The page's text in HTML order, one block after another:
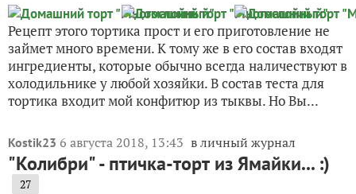
Рецепт этого тортика прост и его приготовление не
займет много времени. К тому же в его состав входят
ингредиенты, которые обычно всегда наличествуют в
холодильнике у любой хозяйки. В состав теста для
тортика входит мой конфитюр из тыквы. Но Вы...
Kostik23 6 августа 2018, 13:43 в личный журнал
"Колибри" - птичка-торт из Ямайки... :)
27